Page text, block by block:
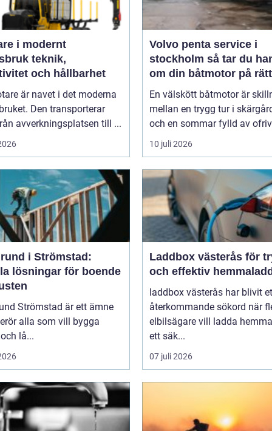
i modernt
teknik,
och hållbarhet
är navet i det moderna
Den transporterar
avverkningsplatsen till ...
Volvo penta service i
stockholm så tar du hand
om din båtmotor på
En välskött båtmotor är
mellan en trygg tur i
och en sommar fylld av
10 juli 2026
i Strömstad:
lösningar för boende
Strömstad är ett ämne
alla som vill bygga
lå...
Laddbox västerås för
och effektiv
laddbox västerås har blivit
återkommande sökord när
elbilsägare vill ladda
ett säk...
07 juli 2026